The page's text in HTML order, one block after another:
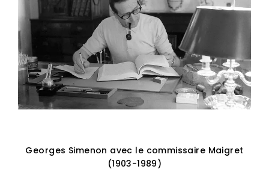
Georges Simenon avec le commissaire Maigret
(1903-1989)